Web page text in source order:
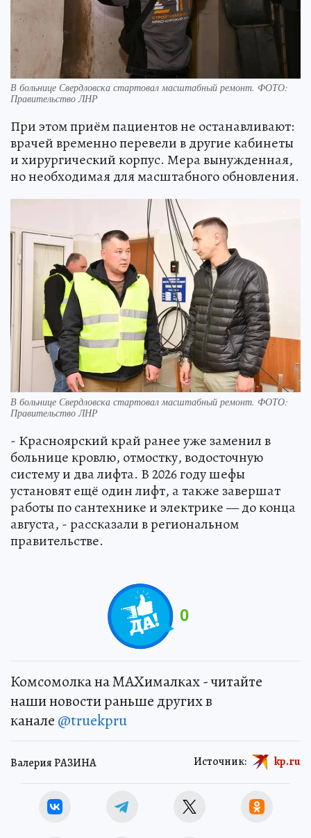
В больнице Свердловска стартовал масштабный ремонт. ФОТО:
Правительство ЛНР
При этом приём пациентов не останавливают:
врачей временно перевели в другие кабинеты
и хирургический корпус. Мера вынужденная,
но необходимая для масштабного обновления.
В больнице Свердловска стартовал масштабный ремонт. ФОТО:
Правительство ЛНР
- Красноярский край ранее уже заменил в
больнице кровлю, отмостку, водосточную
систему и два лифта. В 2026 году шефы
установят ещё один лифт, а также завершат
работы по сантехнике и электрике — до конца
августа, - рассказали в региональном
правительстве.
0
Комсомолка на MAXималках - читайте
наши новости раньше других в
канале @truekpru
Валерия РАЗИНА Источник: kp.ru